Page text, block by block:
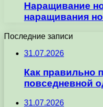
Наращивание
наращивания
Последние записи
31.07.2026
Как правильно
повседневной
31.07.2026